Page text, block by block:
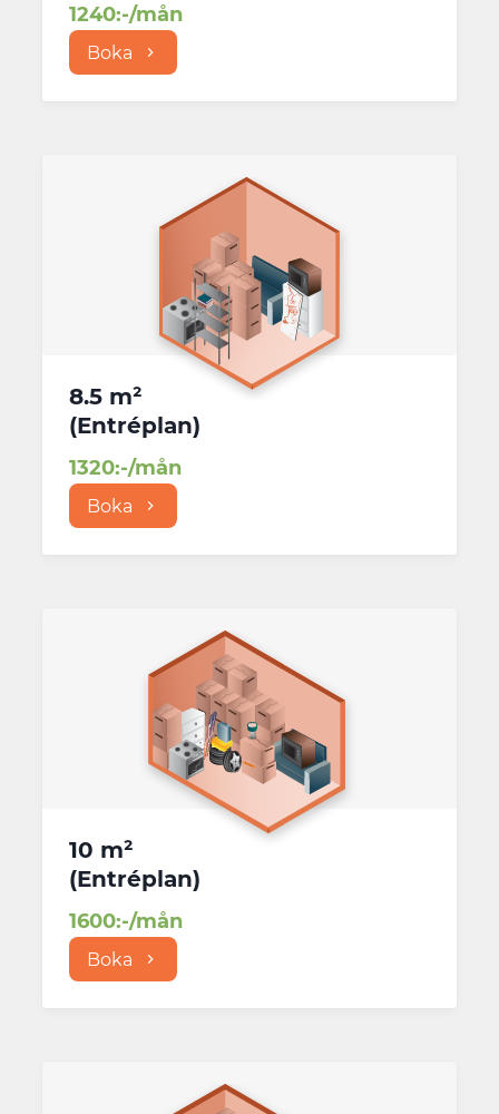
1240:-/mån
Boka
8.5 m²
(Entréplan)
1320:-/mån
Boka
10 m²
(Entréplan)
1600:-/mån
Boka